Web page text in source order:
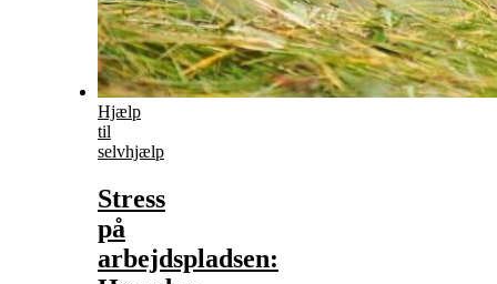
Hjælp
til
selvhjælp
Stress
på
arbejdspladsen: